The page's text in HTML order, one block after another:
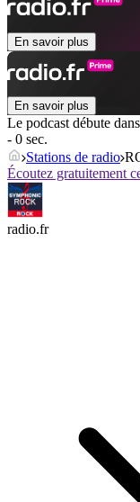
En savoir plus
En savoir plus
Le podcast débute dans
- 0 sec.
Stations de radio
Écoutez gratuitement
radio.fr